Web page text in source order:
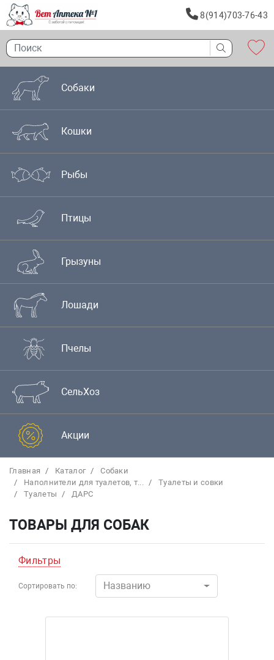
8(914)703-76-43
Собаки
Кошки
Рыбы
Птицы
Грызуны
Лошади
Пчелы
СельХоз
Акции
Главная Каталог
Собаки
Наполнители для туалетов, т...
Туалеты и совки
Туалеты
ДАРС
ТОВАРЫ ДЛЯ СОБАК
Фильтры
Сортировать по: Названию